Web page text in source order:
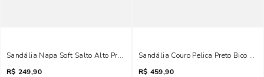
Sandália Napa Soft Salto Alto Preto Tiras Brilho
R$ 249,90
Sandália Couro Pelica Preto Bico
R$ 459,90